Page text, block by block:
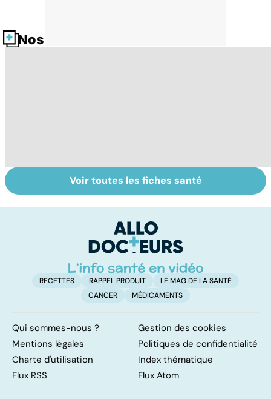
Nos fiches santé
Comment
maîtriser le
Accident
vasculaire
également
touché
Voir toutes les fiches santé
RECETTES RAPPEL PRODUIT
LE MAG DE LA SANTÉ
CANCER
MÉDICAMENTS
Qui sommes-nous ?
Gestion des cookies
Mentions légales
Politiques de confidentialité
Charte d'utilisation
Index thématique
Flux RSS
Flux Atom